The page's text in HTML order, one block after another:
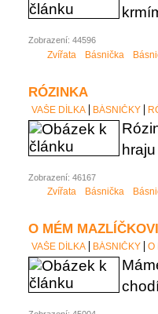
Zobrazení: 44596
Zvířata Básnička
RÓZINKA
VAŠE DÍLKA BÁSNIČKY
Zobrazení: 46167
Zvířata Básnička
O MÉM
VAŠE DÍLKA BÁSNIČKY O